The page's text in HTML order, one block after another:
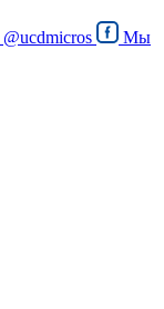
@ucdmicros
Мы